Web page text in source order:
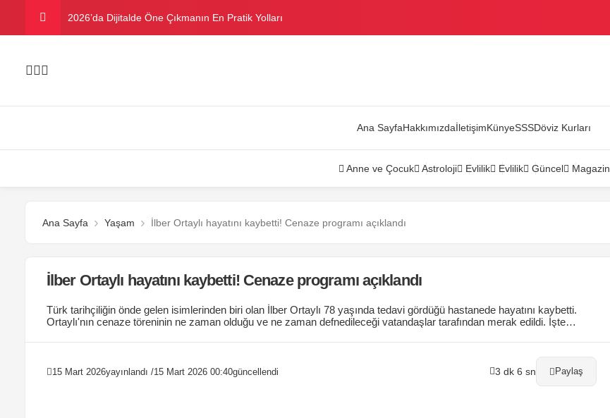
2026’da Dijitalde Öne Çıkmanın En Pratik Yolları
Ana SayfaHakkımızdaİletişimKünyeSSSDöviz Kurları
Anne ve Çocuk Astroloji Evlilik Evlilik Güncel Magazin
Ana Sayfa Yaşam İlber Ortaylı hayatını kaybetti! Cenaze programı açıklandı
İlber Ortaylı hayatını kaybetti! Cenaze programı açıklandı
Türk tarihçiliğin önde gelen isimlerinden biri olan İlber Ortaylı 78 yaşında tedavi gördüğü hastanede hayatını kaybetti.
Ortaylı'nın cenaze töreninin ne zaman olduğu ve ne zaman defnedileceği vatandaşlar tarafından merak edildi. İşte
15 Mart 2026yayınlandı /15 Mart 2026 00:40güncellendi 3 dk 6 sn Paylaş